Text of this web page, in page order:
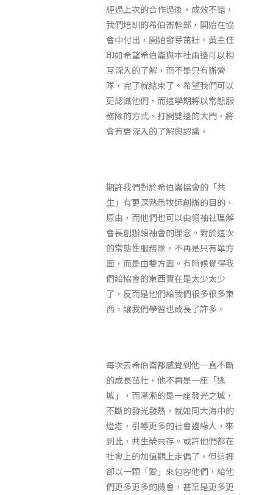
經過上次的合作過後，成效不錯，
我們培訓的希伯崙幹部，開始在協
會中付出，開始發芽茁壯。黃主任
印如希望希伯崙與本社兩邊可以相
互深入的了解，而不是只有辦營
隊，完了就結束了。希望我們可以
更認識他們，而這學期將以常態服
務隊的方式，打開雙邊的大門，將
會有更深入的了解與認識。
期許我們對於希伯崙協會的「共
生」有更深熟悉牧師創辦的目的、
原由，而他們也可以由領袖社理解
會長創辦領袖會的理念。對於這次
的常態性服務隊，不再是只有單方
面，而是由雙方面。有時候覺得我
們給協會的東西實在是太少太少
了，反而是他們給我們很多很多東
西，讓我們學習也成長了許多。
每次去希伯崙都感覺到他一直不斷
的成長茁壯，他不再是一座「逃
城」，而漸漸的是一座發光之城，
不斷的發光發熱，就如同大海中的
燈塔，引導更多的社會邊緣人，來
到此，共生榮共存。或許他們都在
社會上的加值觀上走偏了，但這裡
卻以一顆「愛」來包容他們，給他
們更多更多的機會，甚至是更多更